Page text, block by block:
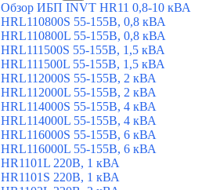
Обзор ИБП INVT HR11 0,8-10 кВА
HRL110800S 55-155В, 0,8 кВА
HRL110800L 55-155В, 0,8 кВА
HRL111500S 55-155В, 1,5 кВА
HRL111500L 55-155В, 1,5 кВА
HRL112000S 55-155В, 2 кВА
HRL112000L 55-155В, 2 кВА
HRL114000S 55-155В, 4 кВА
HRL114000L 55-155В, 4 кВА
HRL116000S 55-155В, 6 кВА
HRL116000L 55-155В, 6 кВА
HR1101L 220В, 1 кВА
HR1101S 220В, 1 кВА